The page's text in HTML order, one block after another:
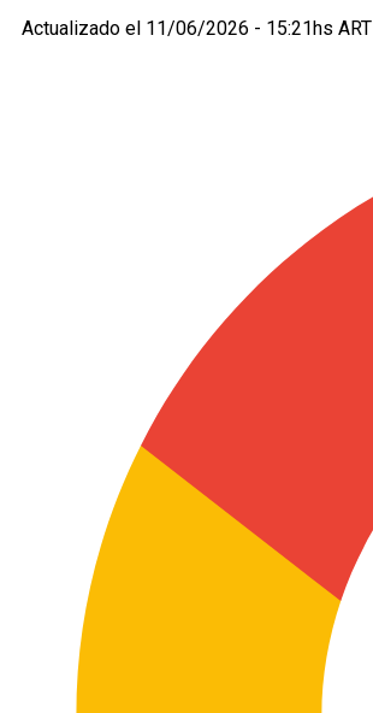
Actualizado el 11/06/2026 - 15:21hs ART